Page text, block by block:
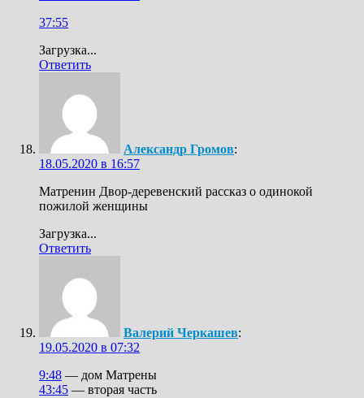
37:55
Загрузка...
Ответить
Александр Громов:
18.05.2020 в 16:57
Матренин Двор-деревенский рассказ о одинокой
пожилой женщины
Загрузка...
Ответить
Валерий Черкашев:
19.05.2020 в 07:32
9:48 — дом Матрены
43:45 — вторая часть